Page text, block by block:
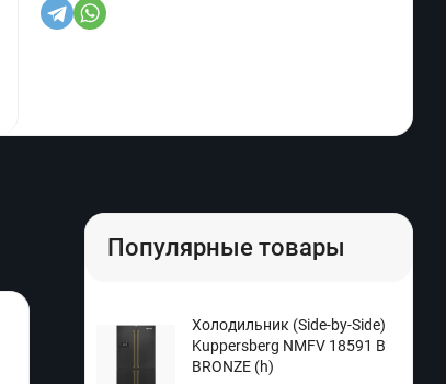
Популярные товары
Холодильник (Side-by-Side)
Kuppersberg NMFV 18591 B
BRONZE (h)